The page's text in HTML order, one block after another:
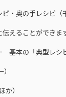
・奥の手レシピ（
えることができま
基本の「典型レシ
か）